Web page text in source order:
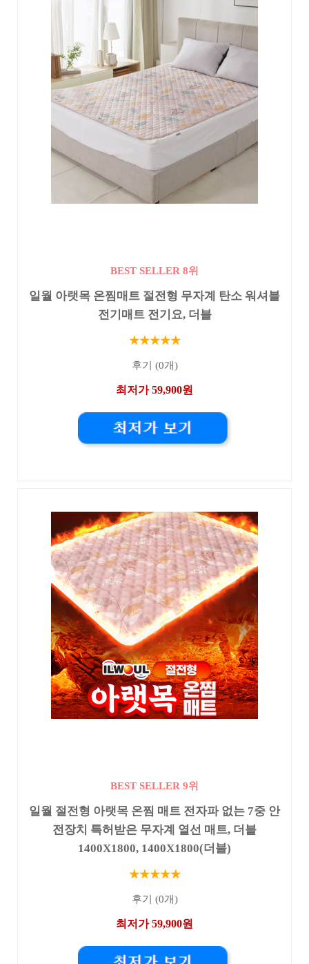
BEST SELLER 8위
일월 아랫목 온찜매트 절전형 무자계 탄소 워셔블
전기매트 전기요, 더블
★★★★★
후기 (0개)
최저가 59,900원
BEST SELLER 9위
일월 절전형 아랫목 온찜 매트 전자파 없는 7중 안
전장치 특허받은 무자계 열선 매트, 더블
1400X1800, 1400X1800(더블)
★★★★★
후기 (0개)
최저가 59,900원